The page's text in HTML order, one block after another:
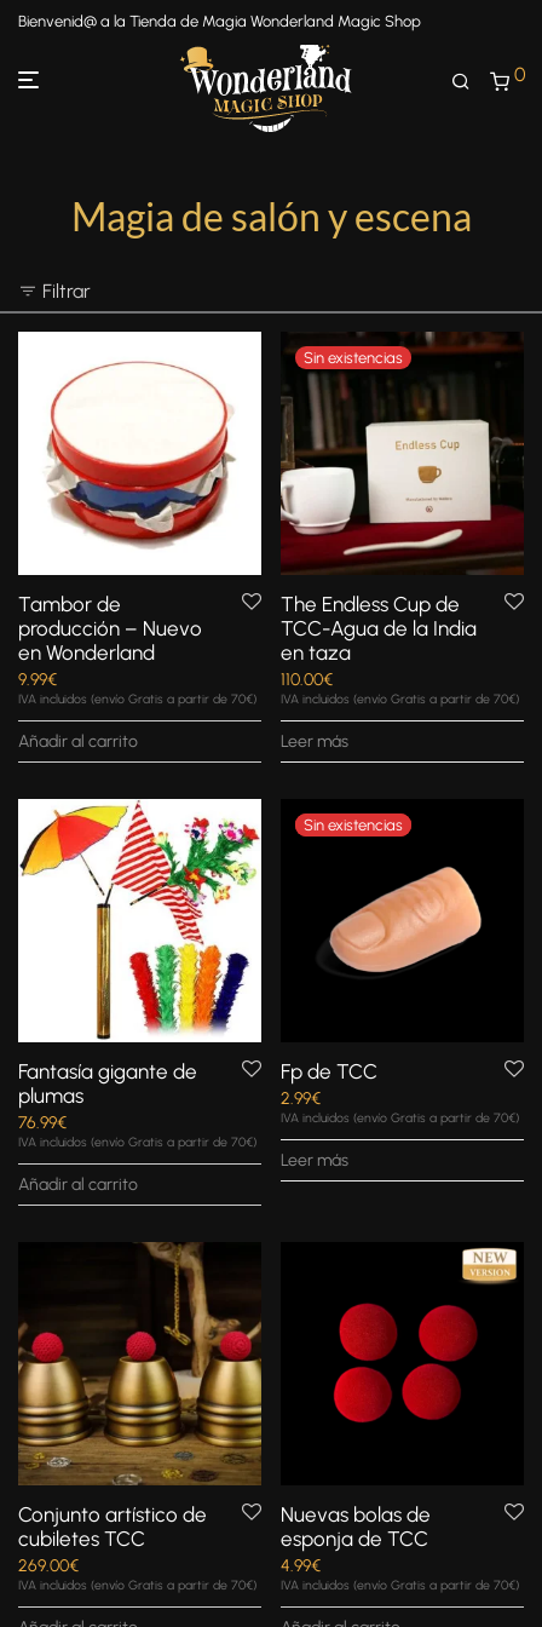
Bienvenid@ a la Tienda de Magia Wonderland Magic Shop
0
Magia de salón y escena
Filtrar
Tambor de
producción – Nuevo
en Wonderland
9.99€
IVA incluidos (envío Gratis a partir de 70€)
Añadir al carrito
The Endless Cup de
TCC-Agua de la India
en taza
110.00€
IVA incluidos (envío Gratis a partir de 70€)
Leer más
Fantasía gigante de
plumas
76.99€
IVA incluidos (envío Gratis a partir de 70€)
Añadir al carrito
Fp de TCC
2.99€
IVA incluidos (envío Gratis a partir de 70€)
Leer más
Conjunto artístico de
cubiletes TCC
269.00€
IVA incluidos (envío Gratis a partir de 70€)
Nuevas bolas de
esponja de TCC
4.99€
IVA incluidos (envío Gratis a partir de 70€)